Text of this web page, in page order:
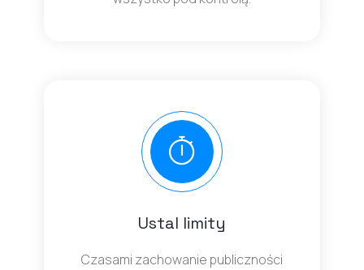
Ustal limity
Czasami zachowanie publiczności